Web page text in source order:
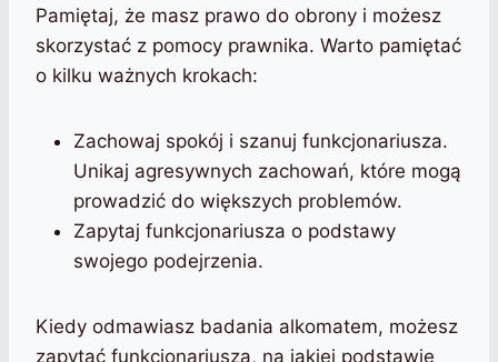
Pamiętaj, że masz prawo do obrony i możesz
skorzystać z pomocy prawnika. Warto pamiętać
o kilku ważnych krokach:
Zachowaj spokój i szanuj funkcjonariusza.
Unikaj agresywnych zachowań, które mogą
prowadzić do większych problemów.
Zapytaj funkcjonariusza o podstawy
swojego podejrzenia.
Kiedy odmawiasz badania alkomatem, możesz
zapytać funkcjonariusza, na jakiej podstawie